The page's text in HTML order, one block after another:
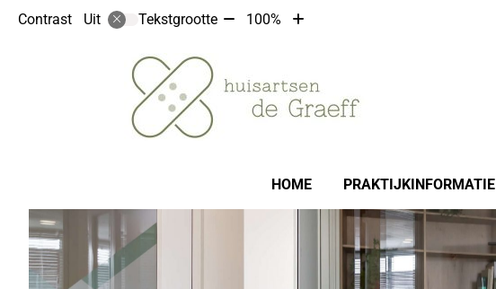
Contrast Uit Tekstgrootte Tekst
10%
100%
Tekst
HOME
PRAKTIJKINFORMATIE